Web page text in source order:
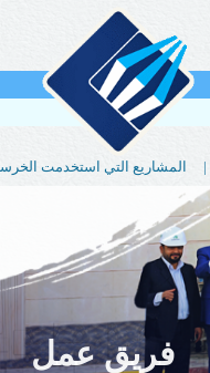
المشاريع التي استخدمت الخرسانة الحيوية |
فريق عمل